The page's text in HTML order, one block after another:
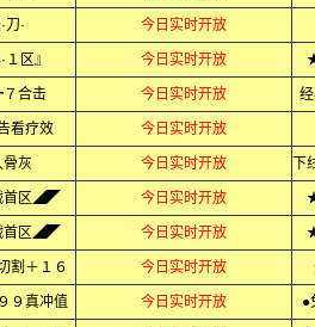
刀· 今日实时开放
１区』 今日实时开放
合击 今日实时开放
看疗效 今日实时开放
骨灰 今日实时开放
首区◢◤ 今日实时开放
首区◢◤ 今日实时开放
割＋１６ 今日实时开放
９真冲值 今日实时开放 ●